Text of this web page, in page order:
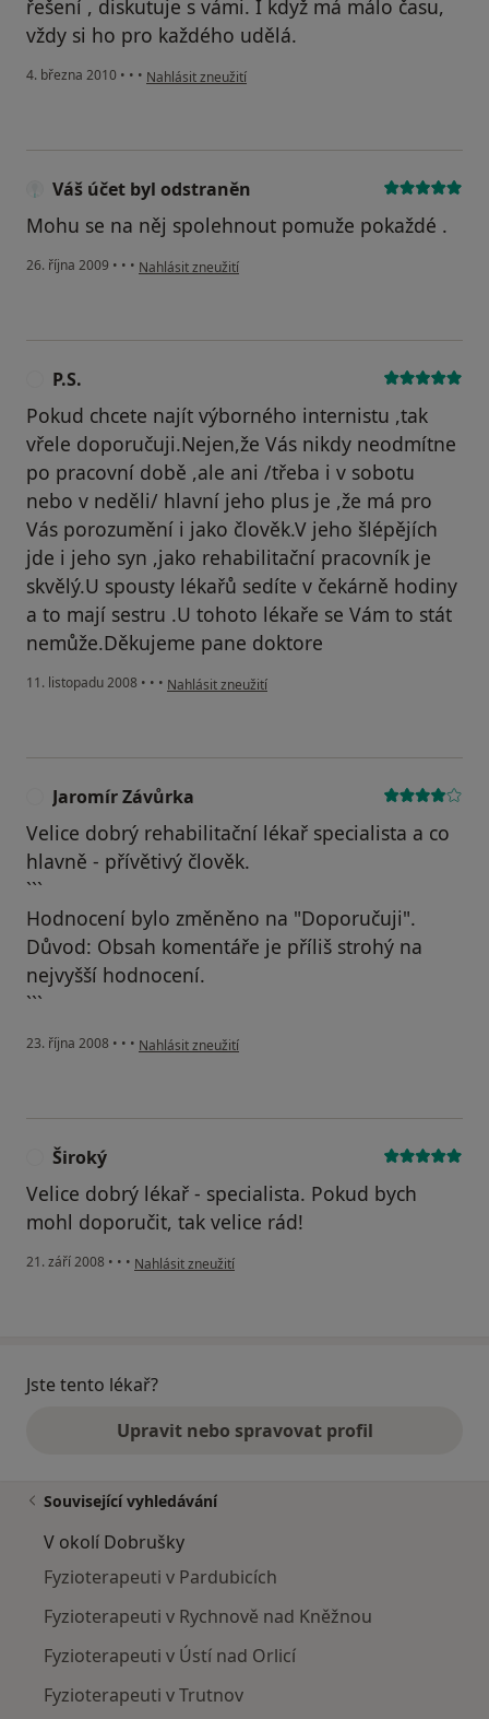
řešení , diskutuje s vámi. I když má málo času,
vždy si ho pro každého udělá.
4. března 2010 • • • podle názoru uživatele Pacient
Nahlásit zneužití
Váš účet byl odstraněn
Mohu se na něj spolehnout pomuže pokaždé .
26. října 2009 • • • podle názoru uživatele Váš účet byl odstraněn
Nahlásit zneužití
P.S.
Pokud chcete najít výborného internistu ,tak
vřele doporučuji.Nejen,že Vás nikdy neodmítne
po pracovní době ,ale ani /třeba i v sobotu
nebo v neděli/ hlavní jeho plus je ,že má pro
Vás porozumění i jako člověk.V jeho šlépějích
jde i jeho syn ,jako rehabilitační pracovník je
skvělý.U spousty lékařů sedíte v čekárně hodiny
a to mají sestru .U tohoto lékaře se Vám to stát
nemůže.Děkujeme pane doktore
11. listopadu 2008 • • • podle názoru uživatele P.S.
Nahlásit zneužití
Jaromír Závůrka
Velice dobrý rehabilitační lékař specialista a co
hlavně - přívětivý člověk.
```
Hodnocení bylo změněno na "Doporučuji".
Důvod: Obsah komentáře je příliš strohý na
nejvyšší hodnocení.
```
23. října 2008 • • • podle názoru uživatele Jaromír Závůrka
Nahlásit zneužití
Široký
Velice dobrý lékař - specialista. Pokud bych
mohl doporučit, tak velice rád!
21. září 2008 • • • podle názoru uživatele Široký
Nahlásit zneužití
Jste tento lékař?
Upravit nebo spravovat profil
Související vyhledávání
V okolí Dobrušky
Fyzioterapeuti v Pardubicích
Fyzioterapeuti v Rychnově nad Kněžnou
Fyzioterapeuti v Ústí nad Orlicí
Fyzioterapeuti v Trutnov